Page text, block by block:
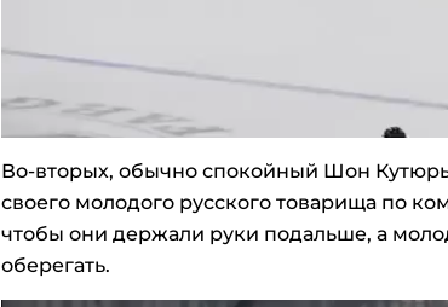
Во-вторых, обычно спокойный Шон
своего молодого русского товарища по
чтобы они держали руки подальше, а
оберегать.